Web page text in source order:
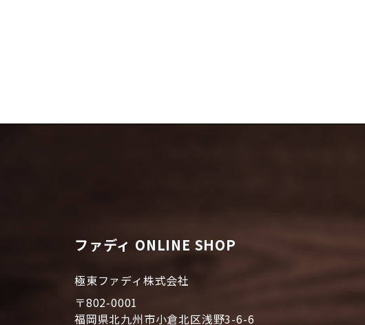
ファディ ONLINE SHOP
極東ファディ株式会社
〒802-0001
福岡県北九州市小倉北区浅野3-6-6